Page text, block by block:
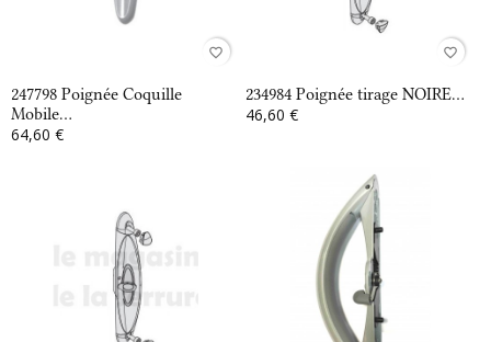
favorite_border
247798 Poignée Coquille
Mobile...
64,60 €
favorite_border
234984 Poignée tirage NOIRE...
46,60 €